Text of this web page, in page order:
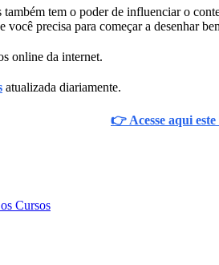
tem o poder de influenciar o
precisa para começar a desenhar
online da internet.
atualizada diariamente.
👉 Acesse aqui
Cursos